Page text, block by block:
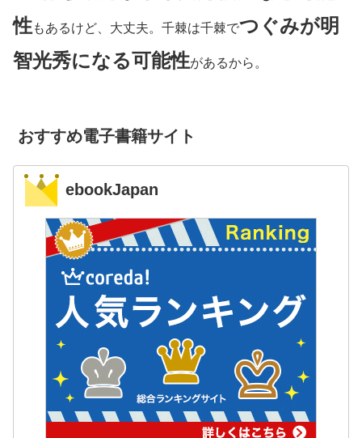
性もあるけど、大丈夫。千棘は千棘でつぐみが明
智光秀になる可能性があるから。
おすすめ電子書籍サイト
ebookJapan